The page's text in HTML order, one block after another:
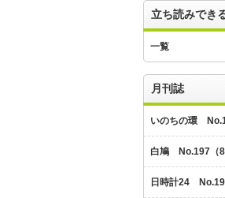
立ち読みでき
一覧
月刊誌
いのちの環
白鳩 No.197（8
日時計24